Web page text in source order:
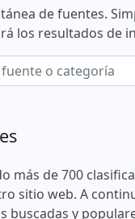
de fuentes.
los resultados de
más de 700
sitio web. A
buscadas y